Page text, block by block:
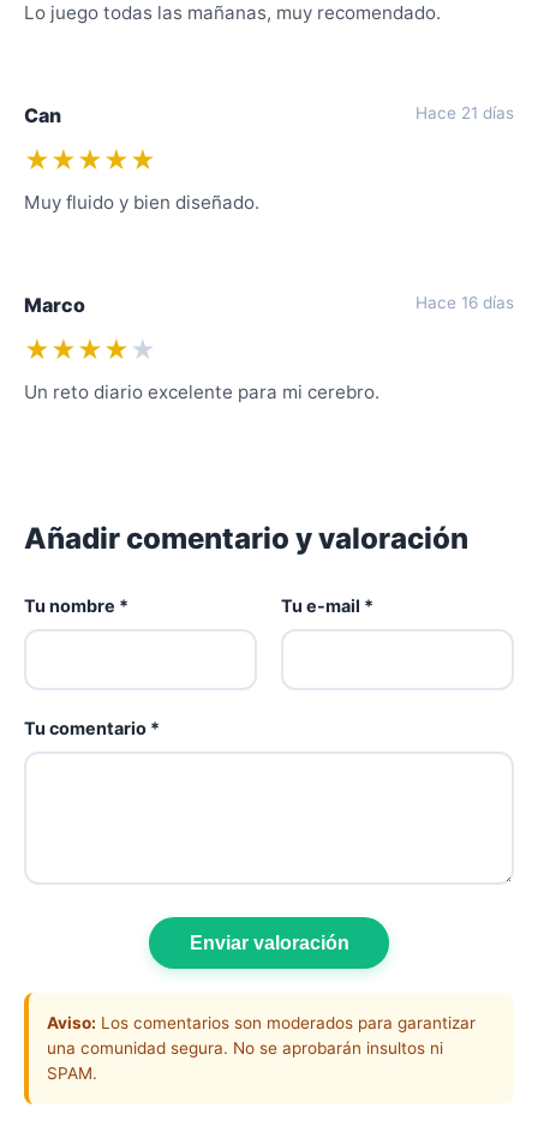
Lo juego todas las mañanas, muy recomendado.
Can Hace 21 días
★★★★★
Muy fluido y bien diseñado.
Marco Hace 16 días
★★★★ ★
Un reto diario excelente para mi cerebro.
Añadir comentario y valoración
Tu nombre * Tu e-mail *
Tu comentario *
Enviar valoración
Aviso: Los comentarios son moderados para garantizar
una comunidad segura. No se aprobarán insultos ni
SPAM.